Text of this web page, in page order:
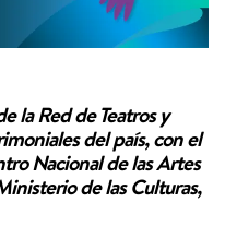
la Red de Teatros y
del país, con el
Nacional de las Artes
de las Culturas,